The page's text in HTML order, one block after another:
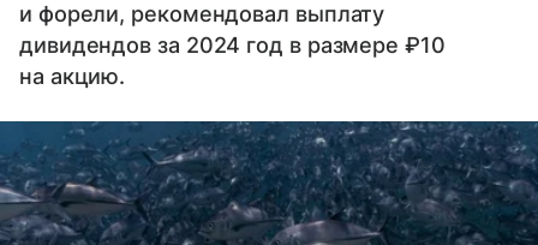
и форели, рекомендовал выплату
дивидендов за 2024 год в размере ₽10
на акцию.